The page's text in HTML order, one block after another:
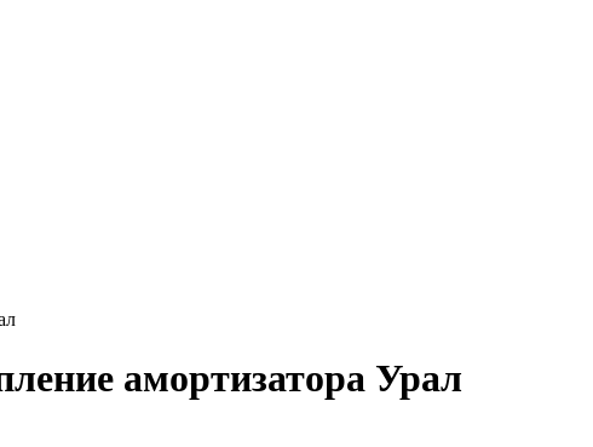
амортизатора Урал